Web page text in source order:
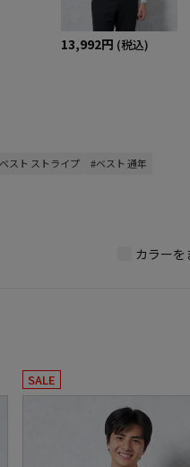
13,992円 (税込)
スト ストライプ #ベスト 通年
カラーを
SALE